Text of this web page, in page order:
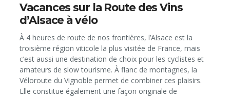
Vacances sur la Route des Vins
d’Alsace à vélo
À 4 heures de route de nos frontières, l’Alsace est la
troisième région viticole la plus visitée de France, mais
c’est aussi une destination de choix pour les cyclistes et
amateurs de slow tourisme. À flanc de montagnes, la
Véloroute du Vignoble permet de combiner ces plaisirs.
Elle constitue également une façon originale de